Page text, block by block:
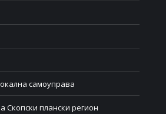
самоуправа
Скопски плански регион